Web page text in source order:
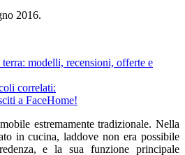
2016.
terra: modelli, recensioni, offerte e
correlati:
a FaceHome!
estremamente tradizionale. Nella
in cucina, laddove non era possibile
e la sua funzione principale